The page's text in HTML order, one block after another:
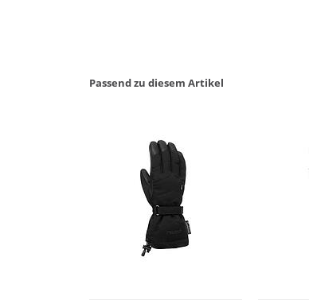
Passend zu diesem Artikel